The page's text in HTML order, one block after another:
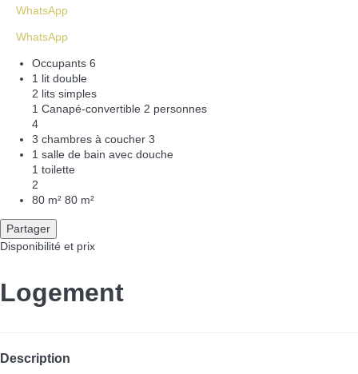
WhatsApp
WhatsApp
Occupants 6
1 lit double
2 lits simples
1 Canapé-convertible 2 personnes
4
3 chambres à coucher 3
1 salle de bain avec douche
1 toilette
2
80 m² 80 m²
Partager
Disponibilité et prix
Logement
Description